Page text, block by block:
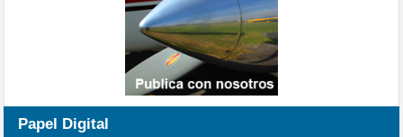
Papel Digital